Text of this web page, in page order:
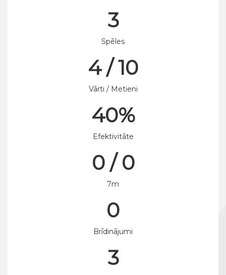
3
Spēles
4 / 10
Vārti / Metieni
40%
Efektivitāte
0 / 0
7m
0
Brīdinājumi
3